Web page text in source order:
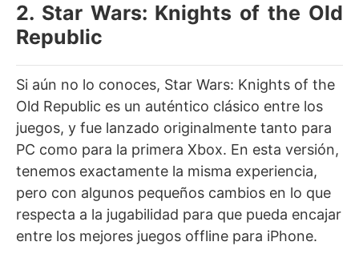
2. Star Wars: Knights of the Old
Republic
Si aún no lo conoces, Star Wars: Knights of the
Old Republic es un auténtico clásico entre los
juegos, y fue lanzado originalmente tanto para
PC como para la primera Xbox. En esta versión,
tenemos exactamente la misma experiencia,
pero con algunos pequeños cambios en lo que
respecta a la jugabilidad para que pueda encajar
entre los mejores juegos offline para iPhone.